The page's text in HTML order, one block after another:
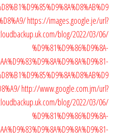
https://images.google.je/url?
blog/2022/03/06/
%D9%81%D9%86%D9%8A-
http://www.google.com.jm/url?
blog/2022/03/06/
%D9%81%D9%86%D9%8A-